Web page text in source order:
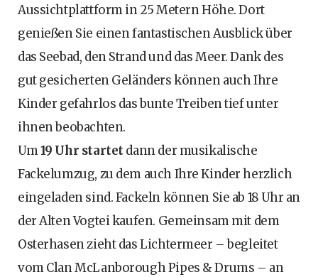
Aussichtplattform in 25 Metern Höhe. Dort
genießen Sie einen fantastischen Ausblick über
das Seebad, den Strand und das Meer. Dank des
gut gesicherten Geländers können auch Ihre
Kinder gefahrlos das bunte Treiben tief unter
ihnen beobachten.
Um19 Uhr startetdann der musikalische
Fackelumzug, zu dem auch Ihre Kinder herzlich
eingeladen sind. Fackeln können Sie ab 18 Uhr an
der Alten Vogtei kaufen. Gemeinsam mit dem
Osterhasen zieht das Lichtermeer – begleitet
vom Clan McLanborough Pipes & Drums – an